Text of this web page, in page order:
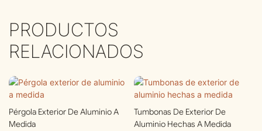
PRODUCTOS
RELACIONADOS
Pérgola Exterior De Aluminio A
Medida
Tumbonas De Exterior De
Aluminio Hechas A Medida